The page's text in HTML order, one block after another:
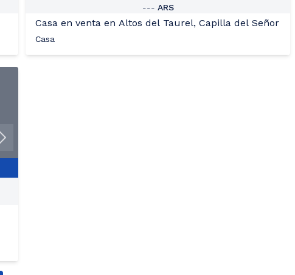
--- ARS
Casa en venta en Altos del Taurel, Capilla del Señor
Casa